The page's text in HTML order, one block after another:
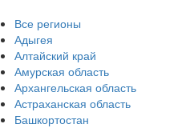
Все регионы
Адыгея
Алтайский край
Амурская область
Архангельская область
Астраханская область
Башкортостан